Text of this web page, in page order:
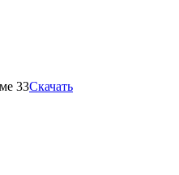
33Скачать